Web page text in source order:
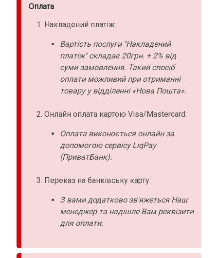
Оплата
Накладений платіж:
Вартість послуги "Накладений
платіж" складає 20грн. + 2% від
суми замовлення. Такий спосіб
оплати можливий при отриманні
товару у відділенні «Нова Пошта».
Онлайн оплата картою Visa/Mastercard:
Оплата виконоється онлайн за
допомогою сервісу LiqPay
(ПриватБанк).
Переказ на банківську карту:
З вами додатково зв'яжеться Наш
менеджер та надішле Вам реквізити
для оплати.